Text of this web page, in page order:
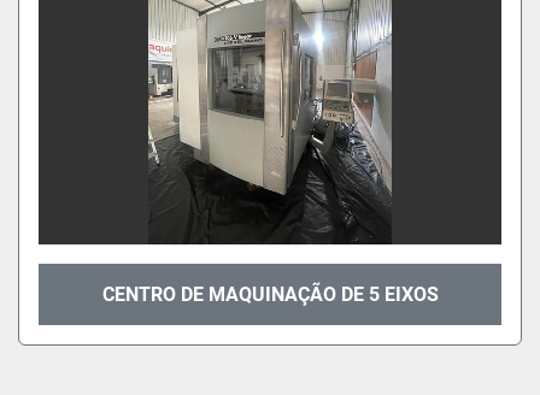
CENTRO DE MAQUINAÇÃO DE 5 EIXOS